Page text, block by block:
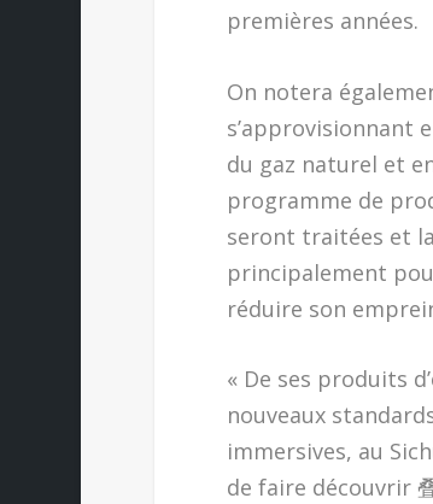
premières années.
On notera
s’approvisionnant
du gaz naturel et
programme de
seront traitées et
principalement
réduire son
« De ses produits
nouveaux
immersives, au
de faire découvrir